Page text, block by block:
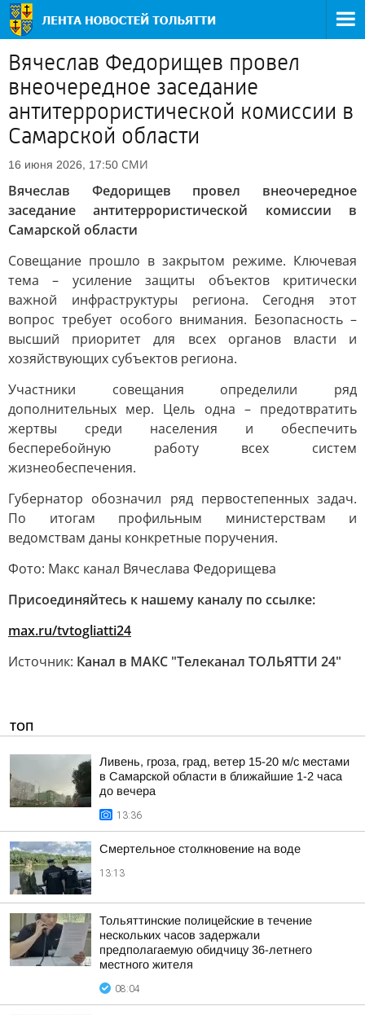
Вячеслав Федорищев провел
внеочередное заседание
антитеррористической комиссии в
Самарской области
16 июня 2026, 17:50 СМИ
Вячеслав Федорищев провел внеочередное
заседание антитеррористической комиссии в
Самарской области
Совещание прошло в закрытом режиме. Ключевая
тема – усиление защиты объектов критически
важной инфраструктуры региона. Сегодня этот
вопрос требует особого внимания. Безопасность –
высший приоритет для всех органов власти и
хозяйствующих субъектов региона.
Участники совещания определили ряд
дополнительных мер. Цель одна – предотвратить
жертвы среди населения и обеспечить
бесперебойную работу всех систем
жизнеобеспечения.
Губернатор обозначил ряд первостепенных задач.
По итогам профильным министерствам и
ведомствам даны конкретные поручения.
Фото: Макс канал Вячеслава Федорищева
Присоединяйтесь к нашему каналу по ссылке:
max.ru/tvtogliatti24
Источник: Канал в МАКС "Телеканал ТОЛЬЯТТИ 24"
ТОП
Ливень, гроза, град, ветер 15-20 м/с местами
в Самарской области в ближайшие 1-2 часа
до вечера
13:36
Смертельное столкновение на воде
13:13
Тольяттинские полицейские в течение
нескольких часов задержали
предполагаемую обидчицу 36-летнего
местного жителя
08:04